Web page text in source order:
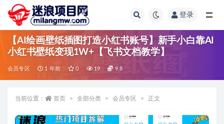
登录
【AI绘画壁纸插图打造小红书账号】新手小白靠AI
小红书壁纸变现1W+【飞书文档教学】
会员专区 1 年前 0 19 9.8
当前位置： 首页 全部分类 会员专区 正文
全部